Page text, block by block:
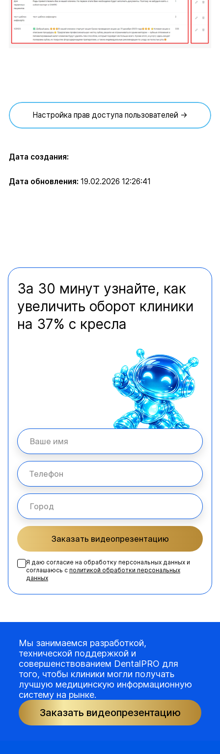
Настройка прав доступа пользователей →
Дата создания:
Дата обновления: 19.02.2026 12:26:41
За 30 минут узнайте, как
увеличить оборот клиники
на 37% с кресла
Заказать видеопрезентацию
Я даю согласие на обработку персональных данных и
соглашаюсь с политикой обработки персональных
данных
Мы занимаемся разработкой,
технической поддержкой и
совершенствованием DentalPRO для
того, чтобы клиники могли получать
лучшую медицинскую информационную
систему на рынке.
Заказать видеопрезентацию